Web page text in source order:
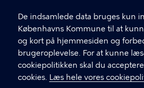
De indsamlede data bruges kun
Københavns Kommune til at
og kort på hjemmesiden og
brugeroplevelse. For at kunne
cookiepolitikken skal du
cookies. Læs hele vores
Skrivopgave.dk er udgivet under
Navngivelse-Ikke-kommerciel-
2.5 Danmark License.
KONTAKT